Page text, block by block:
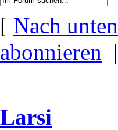
[ Nach unten
abonnieren |
Larsi